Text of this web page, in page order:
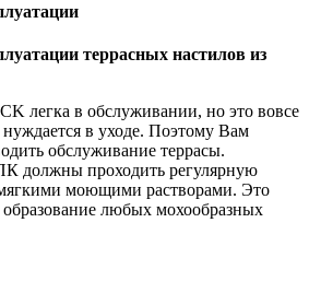
террасных настилов из
легка в обслуживании, но это вовсе
нуждается в уходе. Поэтому Вам
обслуживание террасы.
должны проходить регулярную
моющими растворами. Это
любых мохообразных